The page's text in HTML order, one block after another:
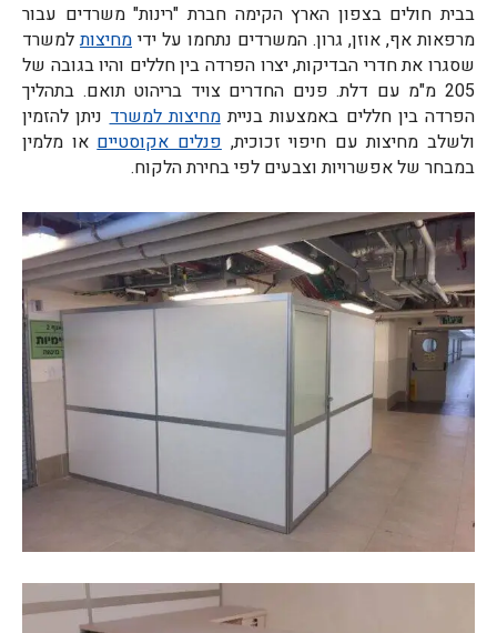
בבית חולים בצפון הארץ הקימה חברת "רינות" משרדים עבור
מרפאות אף, אוזן, גרון. המשרדים נתחמו על ידי מחיצותלמשרד
שסגרו את חדרי הבדיקות, יצרו הפרדה בין חללים והיו בגובה של
205 מ"מ עם דלת. פנים החדרים צויד בריהוט תואם. בתהליך
הפרדה בין חללים באמצעות בנייתמחיצות למשרדניתן להזמין
ולשלב מחיצות עם חיפוי זכוכית,פנלים אקוסטייםאו מלמין
במבחר של אפשרויות וצבעים לפי בחירת הלקוח.